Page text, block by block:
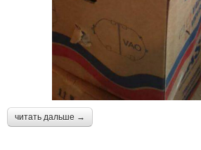
читать дальше →